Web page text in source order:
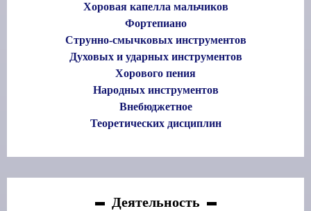
Хоровая капелла мальчиков
Фортепиано
Струнно-смычковых инструментов
Духовых и ударных инструментов
Хорового пения
Народных инструментов
Внебюджетное
Теоретических дисциплин
Деятельность